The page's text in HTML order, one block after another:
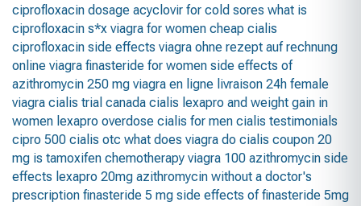
ciprofloxacin dosage acyclovir for cold sores what is
ciprofloxacin s*x viagra for women cheap cialis
ciprofloxacin side effects viagra ohne rezept auf rechnung
online viagra finasteride for women side effects of
azithromycin 250 mg viagra en ligne livraison 24h female
viagra cialis trial canada cialis lexapro and weight gain in
women lexapro overdose cialis for men cialis testimonials
cipro 500 cialis otc what does viagra do cialis coupon 20
mg is tamoxifen chemotherapy viagra 100 azithromycin side
effects lexapro 20mg azithromycin without a doctor's
prescription finasteride 5 mg side effects of finasteride 5mg